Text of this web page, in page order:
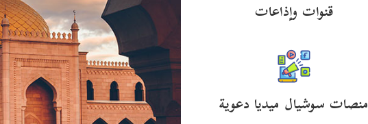
قنوات وإذاعات
منصات سوشيال ميديا دعوية